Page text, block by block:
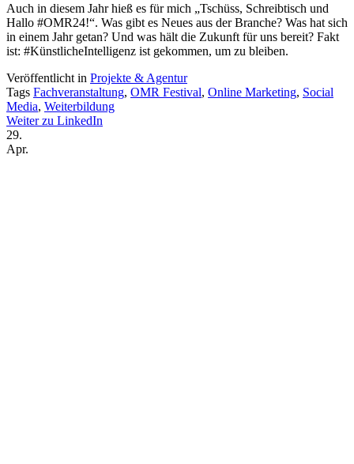
Auch in diesem Jahr hieß es für mich „Tschüss, Schreibtisch und
Hallo #OMR24!“. Was gibt es Neues aus der Branche? Was hat sich
in einem Jahr getan? Und was hält die Zukunft für uns bereit? Fakt
ist: #KünstlicheIntelligenz ist gekommen, um zu bleiben.
Veröffentlicht in Projekte & Agentur
Tags Fachveranstaltung, OMR Festival, Online Marketing, Social
Media, Weiterbildung
Weiter zu LinkedIn
29.
Apr.